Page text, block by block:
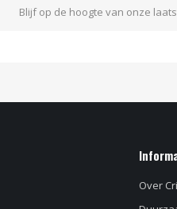
Blijf op de hoogte van onze
Over